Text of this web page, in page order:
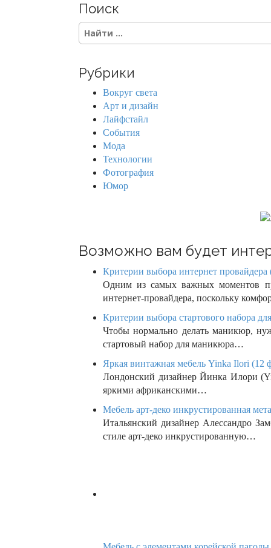
t
s
n
a
o
Поиск
S
e
c
Рубрики
Вокруг света
Арт и дизайн
Лайфстайл
События
Мода
Технологии
Фотография
Юмор
Возможно вам будет
Критерии выбора интернет провайдера
Одним из самых важных моментов
интернет-провайдера, поскольку
Критерии выбора стартового набора
Чтобы нормально делать маникюр,
стартовый набор для маникюра…
Яркая винтажная мебель Yinka Ilori (12
Лондонский дизайнер Йинка Илори
яркими африканскими…
Мебель арт-деко инкрустированная
Итальянский дизайнер Алессандро
стиле арт-деко инкрустированную…